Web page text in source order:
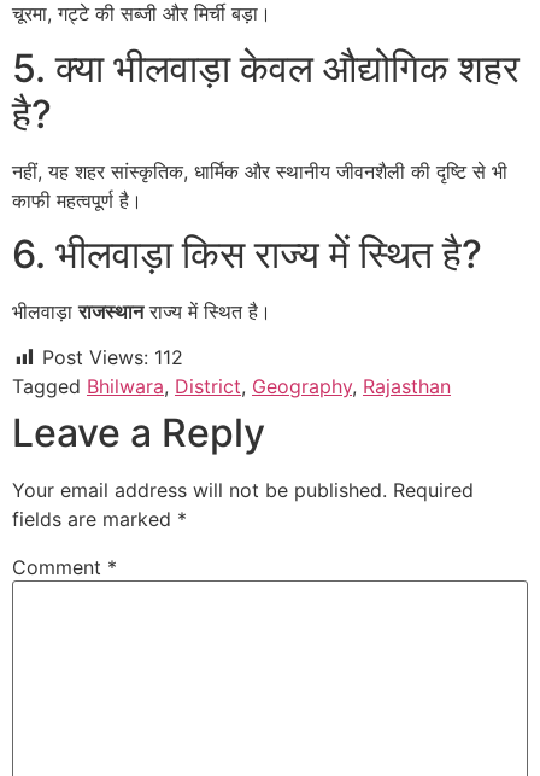
चूरमा, गट्टे की सब्जी और मिर्ची बड़ा।
5. क्या भीलवाड़ा केवल औद्योगिक शहर
है?
नहीं, यह शहर सांस्कृतिक, धार्मिक और स्थानीय जीवनशैली की दृष्टि से भी
काफी महत्वपूर्ण है।
6. भीलवाड़ा किस राज्य में स्थित है?
भीलवाड़ाराजस्थानराज्य में स्थित है।
Post Views: 112
Tagged Bhilwara, District, Geography, Rajasthan
Leave a Reply
Your email address will not be published. Required
fields are marked *
Comment *